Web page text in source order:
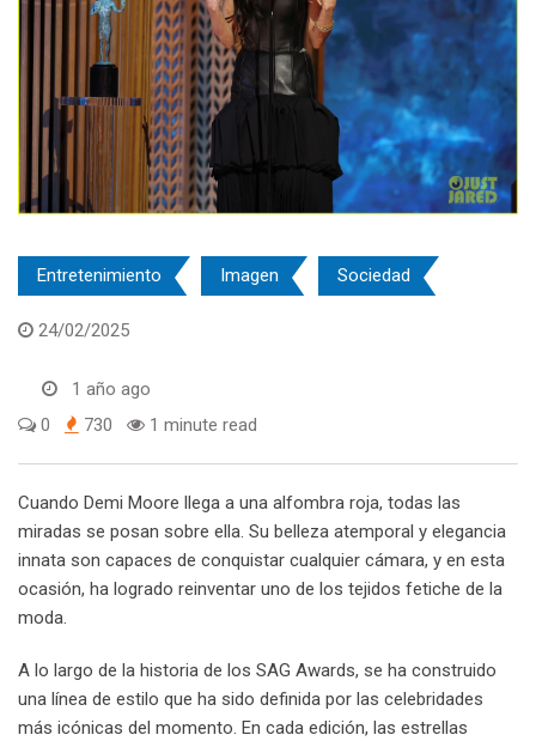
Entretenimiento Imagen Sociedad
24/02/2025
1 año ago
0
730 1 minute read
Cuando Demi Moore llega a una alfombra roja, todas las
miradas se posan sobre ella. Su belleza atemporal y elegancia
innata son capaces de conquistar cualquier cámara, y en esta
ocasión, ha logrado reinventar uno de los tejidos fetiche de la
moda.
A lo largo de la historia de los SAG Awards, se ha construido
una línea de estilo que ha sido definida por las celebridades
más icónicas del momento. En cada edición, las estrellas